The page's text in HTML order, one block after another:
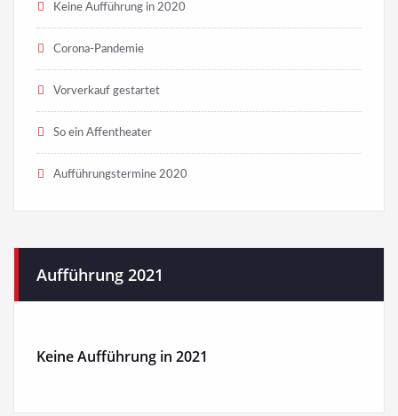
Keine Aufführung in 2020
Corona-Pandemie
Vorverkauf gestartet
So ein Affentheater
Aufführungstermine 2020
Aufführung 2021
Keine Aufführung in 2021